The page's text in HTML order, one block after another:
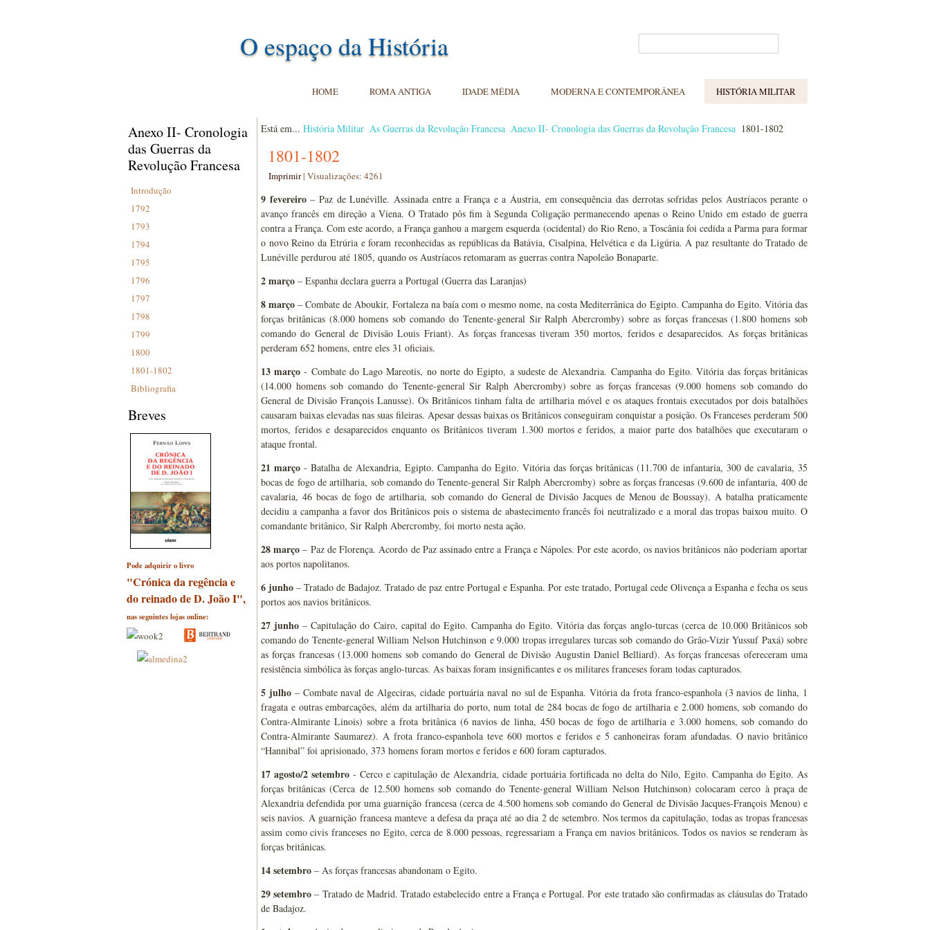
O espaço da História
HOME ROMA ANTIGA IDADE MÉDIA MODERNA E CONTEMPORÂNEA HISTÓRIA MILITAR
Anexo II- Cronologia
das Guerras da
Revolução Francesa
Introdução
1792
1793
1794
1795
1796
1797
1798
1799
1800
1801-1802
Bibliografia
Breves
Pode adquirir o livro
"Crónica da regência e
do reinado de D. João I",
nas seguintes lojas online:
Está em... História Militar As Guerras da Revolução Francesa Anexo II- Cronologia das Guerras da Revolução Francesa 1801-1802
1801-1802
Imprimir| Visualizações: 4261
9 fevereiro– Paz de Lunéville. Assinada entre a França e a Áustria, em consequência das derrotas sofridas pelos Austríacos perante o
avanço francês em direção a Viena. O Tratado pôs fim à Segunda Coligação permanecendo apenas o Reino Unido em estado de guerra
contra a França. Com este acordo, a França ganhou a margem esquerda (ocidental) do Rio Reno, a Toscânia foi cedida a Parma para formar
o novo Reino da Etrúria e foram reconhecidas as repúblicas da Batávia, Cisalpina, Helvética e da Ligúria. A paz resultante do Tratado de
Lunéville perdurou até 1805, quando os Austríacos retomaram as guerras contra Napoleão Bonaparte.
2 março – Espanha declara guerra a Portugal (Guerra das Laranjas)
8 março – Combate de Aboukir, Fortaleza na baía com o mesmo nome, na costa Mediterrânica do Egipto. Campanha do Egito. Vitória das
forças britânicas (8.000 homens sob comando do Tenente-general Sir Ralph Abercromby) sobre as forças francesas (1.800 homens sob
comando do General de Divisão Louis Friant). As forças francesas tiveram 350 mortos, feridos e desaparecidos. As forças britânicas
perderam 652 homens, entre eles 31 oficiais.
13 março - Combate do Lago Mareotis, no norte do Egipto, a sudeste de Alexandria. Campanha do Egito. Vitória das forças britânicas
(14.000 homens sob comando do Tenente-general Sir Ralph Abercromby) sobre as forças francesas (9.000 homens sob comando do
General de Divisão François Lanusse). Os Britânicos tinham falta de artilharia móvel e os ataques frontais executados por dois batalhões
causaram baixas elevadas nas suas fileiras. Apesar dessas baixas os Britânicos conseguiram conquistar a posição. Os Franceses perderam 500
mortos, feridos e desaparecidos enquanto os Britânicos tiveram 1.300 mortos e feridos, a maior parte dos batalhões que executaram o
ataque frontal.
21 março - Batalha de Alexandria, Egipto. Campanha do Egito. Vitória das forças britânicas (11.700 de infantaria, 300 de cavalaria, 35
bocas de fogo de artilharia, sob comando do Tenente-general Sir Ralph Abercromby) sobre as forças francesas (9.600 de infantaria, 400 de
cavalaria, 46 bocas de fogo de artilharia, sob comando do General de Divisão Jacques de Menou de Boussay). A batalha praticamente
decidiu a campanha a favor dos Britânicos pois o sistema de abastecimento francês foi neutralizado e a moral das tropas baixou muito. O
comandante britânico, Sir Ralph Abercromby, foi morto nesta ação.
28 março – Paz de Florença. Acordo de Paz assinado entre a França e Nápoles. Por este acordo, os navios britânicos não poderiam aportar
aos portos napolitanos.
6 junho – Tratado de Badajoz. Tratado de paz entre Portugal e Espanha. Por este tratado, Portugal cede Olivença a Espanha e fecha os seus
portos aos navios britânicos.
27 junho – Capitulação do Cairo, capital do Egito. Campanha do Egito. Vitória das forças anglo-turcas (cerca de 10.000 Britânicos sob
comando do Tenente-general William Nelson Hutchinson e 9.000 tropas irregulares turcas sob comando do Grão-Vizir Yussuf Paxá) sobre
as forças francesas (13.000 homens sob comando do General de Divisão Augustin Daniel Belliard). As forças francesas ofereceram uma
resistência simbólica às forças anglo-turcas. As baixas foram insignificantes e os militares franceses foram todas capturados.
5 julho– Combate naval de Algeciras, cidade portuária naval no sul de Espanha. Vitória da frota franco-espanhola (3 navios de linha, 1
fragata e outras embarcações, além da artilharia do porto, num total de 284 bocas de fogo de artilharia e 2.000 homens, sob comando do
Contra-Almirante Linois) sobre a frota britânica (6 navios de linha, 450 bocas de fogo de artilharia e 3.000 homens, sob comando do
Contra-Almirante Saumarez). A frota franco-espanhola teve 600 mortos e feridos e 5 canhoneiras foram afundadas. O navio britânico
“Hannibal” foi aprisionado, 373 homens foram mortos e feridos e 600 foram capturados.
17 agosto/2 setembro - Cerco e capitulação de Alexandria, cidade portuária fortificada no delta do Nilo, Egito. Campanha do Egito. As
forças britânicas (Cerca de 12.500 homens sob comando do Tenente-general William Nelson Hutchinson) colocaram cerco à praça de
Alexandria defendida por uma guarnição francesa (cerca de 4.500 homens sob comando do General de Divisão Jacques-François Menou) e
seis navios. A guarnição francesa manteve a defesa da praça até ao dia 2 de setembro. Nos termos da capitulação, todas as tropas francesas
assim como civis franceses no Egito, cerca de 8.000 pessoas, regressariam a França em navios britânicos. Todos os navios se renderam às
forças britânicas.
14 setembro – As forças francesas abandonam o Egito.
29 setembro – Tratado de Madrid. Tratado estabelecido entre a França e Portugal. Por este tratado são confirmadas as cláusulas do Tratado
de Badajoz.